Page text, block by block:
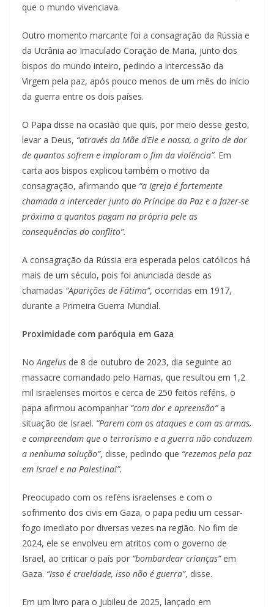
que o mundo vivenciava.
Outro momento marcante foi a consagração da Rússia e
da Ucrânia ao Imaculado Coração de Maria, junto dos
bispos do mundo inteiro, pedindo a intercessão da
Virgem pela paz, após pouco menos de um mês do início
da guerra entre os dois países.
O Papa disse na ocasião que quis, por meio desse gesto,
levar a Deus, “através da Mãe d’Ele e nossa, o grito de dor
de quantos sofrem e imploram o fim da violência”. Em
carta aos bispos explicou também o motivo da
consagração, afirmando que “a Igreja é fortemente
chamada a interceder junto do Príncipe da Paz e a fazer-se
próxima a quantos pagam na própria pele as
consequências do conflito”.
A consagração da Rússia era esperada pelos católicos há
mais de um século, pois foi anunciada desde as
chamadas “Aparições de Fátima”, ocorridas em 1917,
durante a Primeira Guerra Mundial.
Proximidade com paróquia em Gaza
NoAngelus de 8 de outubro de 2023, dia seguinte ao
massacre comandado pelo Hamas, que resultou em 1,2
mil israelenses mortos e cerca de 250 feitos reféns, o
papa afirmou acompanhar “com dor e apreensão”a
situação de Israel. “Parem com os ataques e com as armas,
e compreendam que o terrorismo e a guerra não conduzem
a nenhuma solução”, disse, pedindo que “rezemos pela paz
em Israel e na Palestina!”.
Preocupado com os reféns israelenses e com o
sofrimento dos civis em Gaza, o papa pediu um cessar-
fogo imediato por diversas vezes na região. No fim de
2024, ele se envolveu em atritos com o governo de
Israel, ao criticar o país por “bombardear crianças”em
Gaza. “Isso é crueldade, isso não é guerra”, disse.
Em um livro para o Jubileu de 2025, lançado em